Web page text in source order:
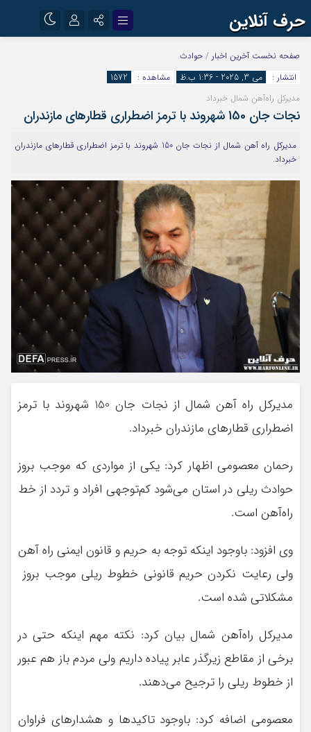
حرف آنلاین
اینستاگرام
آپارات
رمز عبور
مرا به خاطر بسپار
صفحه نخست آخرین اخبار / حوادث
انتشار :
می 3, 2025 - 1:36 ب.ظ مشاهده :
1572
مدیرکل راه‌آهن شمال خبرداد
نجات جان 150 شهروند با ترمز اضطراری قطارهای مازندران
مدیرکل راه آهن شمال از نجات جان 150 شهروند با ترمز اضطراری قطارهای مازندران
خبرداد.
مدیرکل راه آهن شمال از نجات جان 150 شهروند با ترمز
اضطراری قطارهای مازندران خبرداد.
رحمان معصومی اظهار کرد: یکی از مواردی که موجب بروز
حوادث ریلی در استان می‌شود کم‌توجهی افراد و تردد از خط
راه‌آهن است.
وی افزود: باوجود اینکه توجه به حریم و قانون ایمنی راه آهن
ولی رعایت نکردن حریم قانونی خطوط ریلی موجب بروز
مشکلاتی شده است.
مدیرکل راه‌آهن شمال بیان کرد: نکته مهم اینکه حتی در
برخی از مقاطع زیرگذر عابر پیاده داریم ولی مردم باز هم عبور
از خطوط ریلی را ترجیح می‌دهند.
معصومی اضافه کرد: باوجود تاکیدها و هشدارهای فراوان